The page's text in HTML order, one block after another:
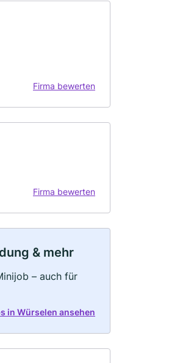
Firma bewerten
Firma bewerten
& mehr
– auch für
in Würselen ansehen